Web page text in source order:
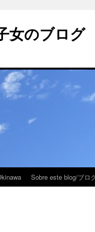
女のブログ
Sobre este blog/ブロ